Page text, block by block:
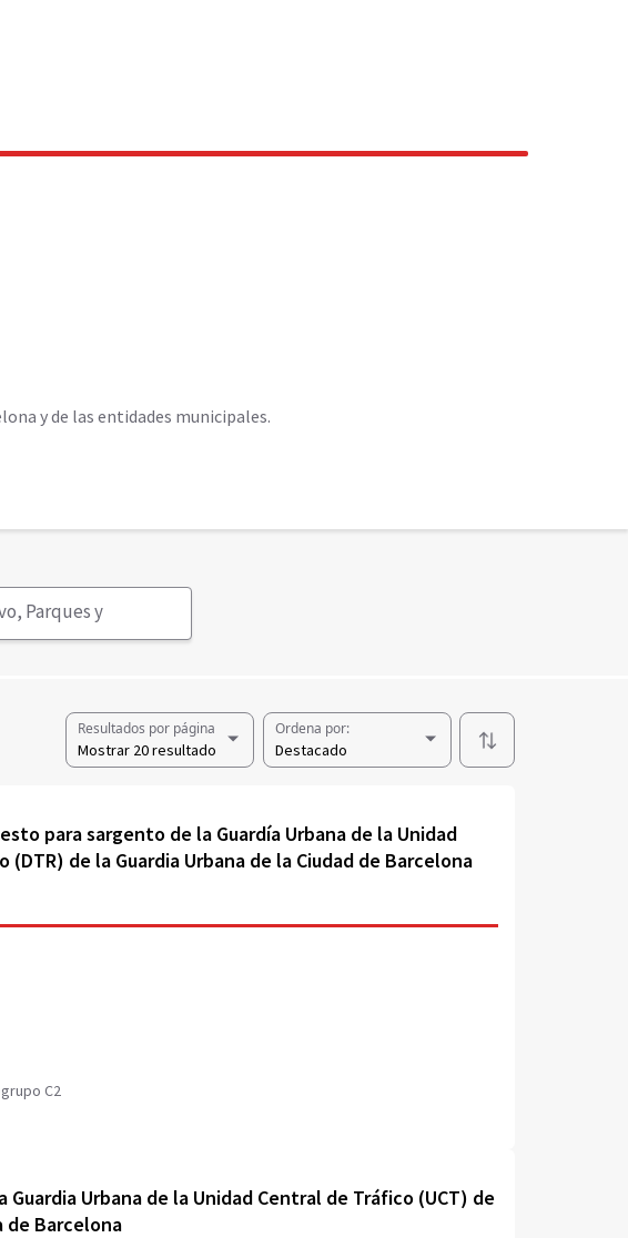
y de las entidades municipales.
Resultados por página
Mostrar 20 resultados
Ordena por:
Destacado
para sargento de la Guardía Urbana de la Unidad
de la Guardia Urbana de la Ciudad de Barcelona
C2
Urbana de la Unidad Central de Tráfico (UCT) de
de Barcelona